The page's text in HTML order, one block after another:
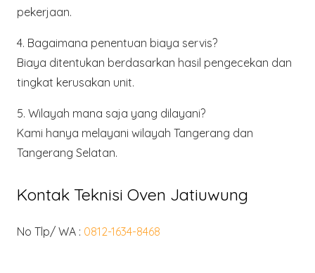
pekerjaan.
4. Bagaimana penentuan biaya servis?
Biaya ditentukan berdasarkan hasil pengecekan dan
tingkat kerusakan unit.
5. Wilayah mana saja yang dilayani?
Kami hanya melayani wilayah Tangerang dan
Tangerang Selatan.
Kontak Teknisi Oven Jatiuwung
No Tlp/ WA : 0812-1634-8468